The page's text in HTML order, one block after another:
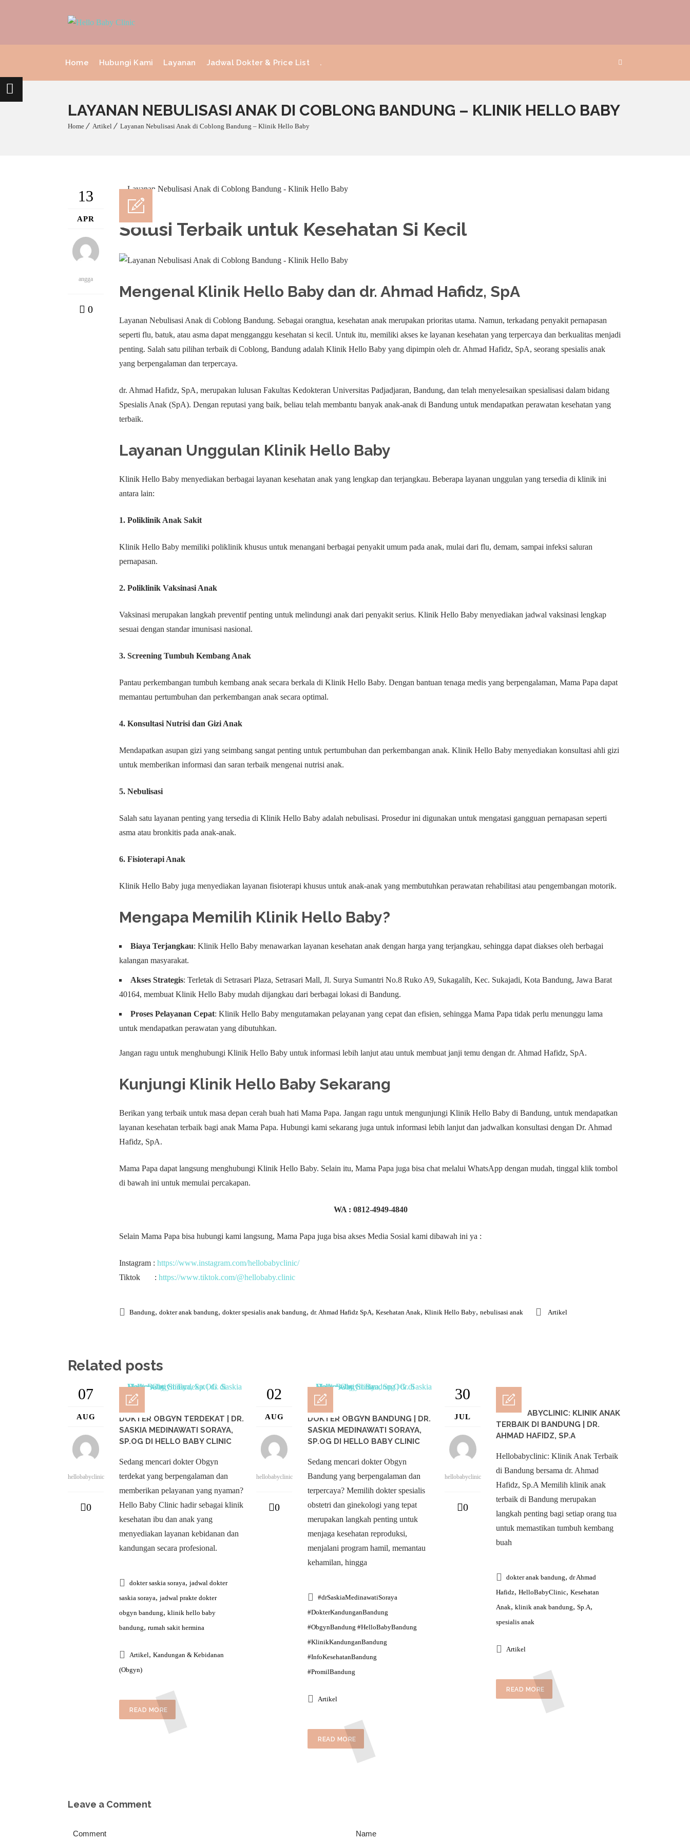
Home Hubungi Kami Layanan Jadwal Dokter & Price List .
LAYANAN NEBULISASI ANAK DI COBLONG BANDUNG – KLINIK HELLO BABY
Home Artikel Layanan Nebulisasi Anak di Coblong Bandung – Klinik Hello Baby
13
APR
angga
0
Solusi Terbaik untuk Kesehatan Si Kecil
Mengenal Klinik Hello Baby dan dr. Ahmad Hafidz, SpA
Layanan Nebulisasi Anak di Coblong Bandung. Sebagai orangtua, kesehatan anak merupakan prioritas utama. Namun, terkadang penyakit pernapasan
seperti flu, batuk, atau asma dapat mengganggu kesehatan si kecil. Untuk itu, memiliki akses ke layanan kesehatan yang terpercaya dan berkualitas menjadi
penting. Salah satu pilihan terbaik di Coblong, Bandung adalah Klinik Hello Baby yang dipimpin oleh dr. Ahmad Hafidz, SpA, seorang spesialis anak
yang berpengalaman dan terpercaya.
dr. Ahmad Hafidz, SpA, merupakan lulusan Fakultas Kedokteran Universitas Padjadjaran, Bandung, dan telah menyelesaikan spesialisasi dalam bidang
Spesialis Anak (SpA). Dengan reputasi yang baik, beliau telah membantu banyak anak-anak di Bandung untuk mendapatkan perawatan kesehatan yang
terbaik.
Layanan Unggulan Klinik Hello Baby
Klinik Hello Baby menyediakan berbagai layanan kesehatan anak yang lengkap dan terjangkau. Beberapa layanan unggulan yang tersedia di klinik ini
antara lain:
1. Poliklinik Anak Sakit
Klinik Hello Baby memiliki poliklinik khusus untuk menangani berbagai penyakit umum pada anak, mulai dari flu, demam, sampai infeksi saluran
pernapasan.
2. Poliklinik Vaksinasi Anak
Vaksinasi merupakan langkah preventif penting untuk melindungi anak dari penyakit serius. Klinik Hello Baby menyediakan jadwal vaksinasi lengkap
sesuai dengan standar imunisasi nasional.
3. Screening Tumbuh Kembang Anak
Pantau perkembangan tumbuh kembang anak secara berkala di Klinik Hello Baby. Dengan bantuan tenaga medis yang berpengalaman, Mama Papa dapat
memantau pertumbuhan dan perkembangan anak secara optimal.
4. Konsultasi Nutrisi dan Gizi Anak
Mendapatkan asupan gizi yang seimbang sangat penting untuk pertumbuhan dan perkembangan anak. Klinik Hello Baby menyediakan konsultasi ahli gizi
untuk memberikan informasi dan saran terbaik mengenai nutrisi anak.
5. Nebulisasi
Salah satu layanan penting yang tersedia di Klinik Hello Baby adalah nebulisasi. Prosedur ini digunakan untuk mengatasi gangguan pernapasan seperti
asma atau bronkitis pada anak-anak.
6. Fisioterapi Anak
Klinik Hello Baby juga menyediakan layanan fisioterapi khusus untuk anak-anak yang membutuhkan perawatan rehabilitasi atau pengembangan motorik.
Mengapa Memilih Klinik Hello Baby?
Biaya Terjangkau: Klinik Hello Baby menawarkan layanan kesehatan anak dengan harga yang terjangkau, sehingga dapat diakses oleh berbagai
kalangan masyarakat.
Akses Strategis: Terletak di Setrasari Plaza, Setrasari Mall, Jl. Surya Sumantri No.8 Ruko A9, Sukagalih, Kec. Sukajadi, Kota Bandung, Jawa Barat
40164, membuat Klinik Hello Baby mudah dijangkau dari berbagai lokasi di Bandung.
Proses Pelayanan Cepat: Klinik Hello Baby mengutamakan pelayanan yang cepat dan efisien, sehingga Mama Papa tidak perlu menunggu lama
untuk mendapatkan perawatan yang dibutuhkan.
Jangan ragu untuk menghubungi Klinik Hello Baby untuk informasi lebih lanjut atau untuk membuat janji temu dengan dr. Ahmad Hafidz, SpA.
Kunjungi Klinik Hello Baby Sekarang
Berikan yang terbaik untuk masa depan cerah buah hati Mama Papa. Jangan ragu untuk mengunjungi Klinik Hello Baby di Bandung, untuk mendapatkan
layanan kesehatan terbaik bagi anak Mama Papa. Hubungi kami sekarang juga untuk informasi lebih lanjut dan jadwalkan konsultasi dengan Dr. Ahmad
Hafidz, SpA.
Mama Papa dapat langsung menghubungi Klinik Hello Baby. Selain itu, Mama Papa juga bisa chat melalui WhatsApp dengan mudah, tinggal klik tombol
di bawah ini untuk memulai percakapan.
WA : 0812-4949-4840
Selain Mama Papa bisa hubungi kami langsung, Mama Papa juga bisa akses Media Sosial kami dibawah ini ya :
Instagram : https://www.instagram.com/hellobabyclinic/
Tiktok : https://www.tiktok.com/@hellobaby.clinic
Bandung, dokter anak bandung, dokter spesialis anak bandung, dr. Ahmad Hafidz SpA, Kesehatan Anak, Klinik Hello Baby, nebulisasi anak Artikel
Related posts
07
AUG
hellobabyclinic
0
DOKTER OBGYN TERDEKAT | DR.
SASKIA MEDINAWATI SORAYA,
SP.OG DI HELLO BABY CLINIC
Sedang mencari dokter Obgyn
terdekat yang berpengalaman dan
memberikan pelayanan yang nyaman?
Hello Baby Clinic hadir sebagai klinik
kesehatan ibu dan anak yang
menyediakan layanan kebidanan dan
kandungan secara profesional.
dokter saskia soraya, jadwal dokter
saskia soraya, jadwal prakte dokter
obgyn bandung, klinik hello baby
bandung, rumah sakit hermina
Artikel, Kandungan & Kebidanan
(Obgyn)
READ MORE
02
AUG
hellobabyclinic
0
DOKTER OBGYN BANDUNG | DR.
SASKIA MEDINAWATI SORAYA,
SP.OG DI HELLO BABY CLINIC
Sedang mencari dokter Obgyn
Bandung yang berpengalaman dan
terpercaya? Memilih dokter spesialis
obstetri dan ginekologi yang tepat
merupakan langkah penting untuk
menjaga kesehatan reproduksi,
menjalani program hamil, memantau
kehamilan, hingga
#drSaskiaMedinawatiSoraya
#DokterKandunganBandung
#ObgynBandung #HelloBabyBandung
#KlinikKandunganBandung
#InfoKesehatanBandung
#PromilBandung
Artikel
READ MORE
30
JUL
hellobabyclinic
0
HELLOBABYCLINIC: KLINIK ANAK
TERBAIK DI BANDUNG | DR.
AHMAD HAFIDZ, SP.A
Hellobabyclinic: Klinik Anak Terbaik
di Bandung bersama dr. Ahmad
Hafidz, Sp.A Memilih klinik anak
terbaik di Bandung merupakan
langkah penting bagi setiap orang tua
untuk memastikan tumbuh kembang
buah
dokter anak bandung,dr Ahmad
Hafidz,HelloBabyClinic,Kesehatan
Anak,klinik anak bandung,Sp.A,
spesialis anak
Artikel
READ MORE
Leave a Comment